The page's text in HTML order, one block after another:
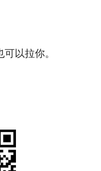
以拉你。